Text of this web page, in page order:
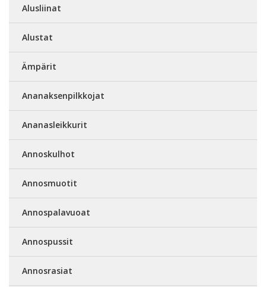
Alusliinat
Alustat
Ämpärit
Ananaksenpilkkojat
Ananasleikkurit
Annoskulhot
Annosmuotit
Annospalavuoat
Annospussit
Annosrasiat